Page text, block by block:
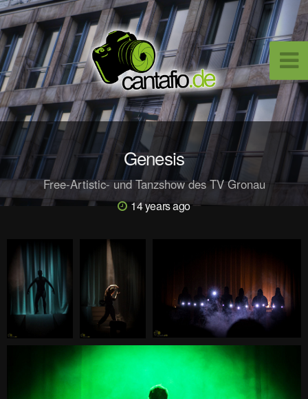
Genesis
Free-Artistic- und Tanzshow des TV Gronau
14 years ago